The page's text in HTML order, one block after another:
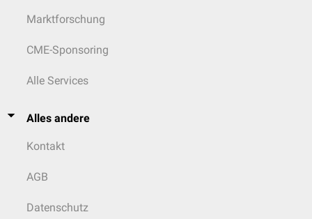
Marktforschung
CME-Sponsoring
Alle Services
Alles andere
Kontakt
AGB
Datenschutz